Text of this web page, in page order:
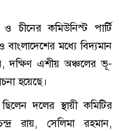
কমিউনিস্ট পার্টি
মধ্যে বিদ্যমান
দক্ষিণ এশীয় অঞ্চলের ভূ-
হয়েছে।
দলের স্থায়ী কমিটির
রায়, সেলিমা রহমান,